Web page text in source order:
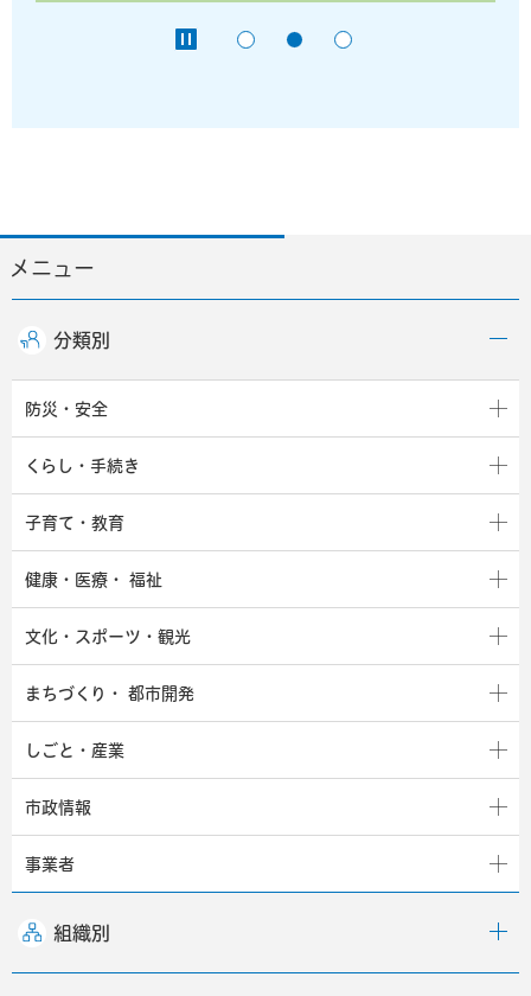
メニュー
分類別
防災・安全
くらし・手続き
子育て・教育
健康・医療・ 福祉
文化・スポーツ・観光
まちづくり・ 都市開発
しごと・産業
市政情報
事業者
組織別